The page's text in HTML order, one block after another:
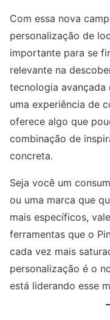
Com essa nova
personalização de
importante para se
relevante na
tecnologia avançada
uma experiência de
oferece algo que
combinação de
concreta.
Seja você um
ou uma marca que
mais específicos,
ferramentas que o
cada vez mais
personalização é o
está liderando esse